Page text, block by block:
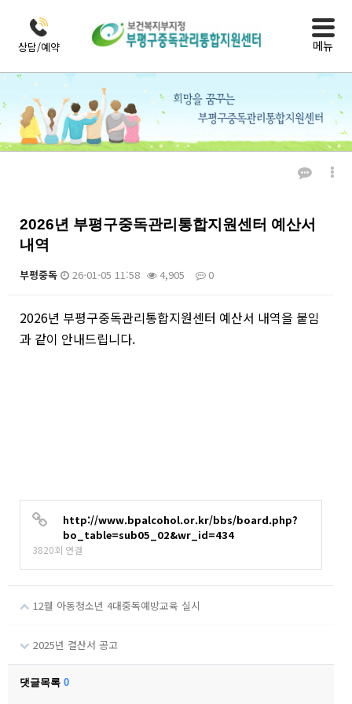
상담/예약 메뉴
열린마당
공지사항
2026년 부평구중독관리통합지원센터 예산서
내역
부평중독 26-01-05 11:58 4,905 0
본문
2026년 부평구중독관리통합지원센터 예산서 내역을 붙임
과 같이 안내드립니다.
http://www.bpalcohol.or.kr/bbs/board.php?
bo_table=sub05_02&wr_id=434
3820회 연결
12월 아동청소년 4대중독예방교육 실시
2025년 결산서 공고
댓글목록 0